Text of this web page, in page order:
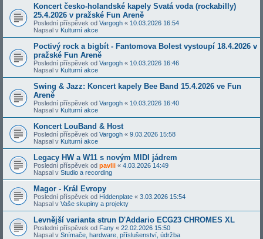
Koncert česko-holandské kapely Svatá voda (rockabilly)
25.4.2026 v pražské Fun Areně
Poslední příspěvek od Vargogh « 10.03.2026 16:54
Napsal v Kulturní akce
Poctivý rock a bigbít - Fantomova Bolest vystoupí 18.4.2026 v
pražské Fun Areně
Poslední příspěvek od Vargogh « 10.03.2026 16:46
Napsal v Kulturní akce
Swing & Jazz: Koncert kapely Bee Band 15.4.2026 ve Fun
Areně
Poslední příspěvek od Vargogh « 10.03.2026 16:40
Napsal v Kulturní akce
Koncert LouBand & Host
Poslední příspěvek od Vargogh « 9.03.2026 15:58
Napsal v Kulturní akce
Legacy HW a W11 s novým MIDI jádrem
Poslední příspěvek od pavlii « 4.03.2026 14:49
Napsal v Studio a recording
Magor - Král Evropy
Poslední příspěvek od Hiddenplate « 3.03.2026 15:54
Napsal v Vaše skupiny a projekty
Levnější varianta strun D'Addario ECG23 CHROMES XL
Poslední příspěvek od Fany « 22.02.2026 15:50
Napsal v Snímače, hardware, příslušenství, údržba